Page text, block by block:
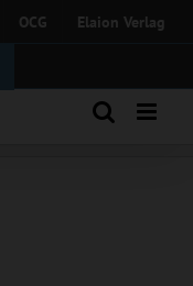
OCG Elaion Verlag